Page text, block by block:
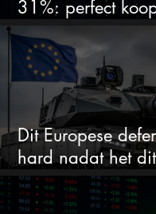
31%: perfect
voor
Dit Europese
hard nadat het
daalde: mooie